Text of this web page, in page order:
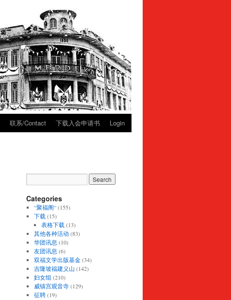
联系/Contact 下载入会申请书 Login
Categories
“聚福阁“(155)
下载(15)
表格下载(13)
其他各种活动 (83)
华团讯息 (10)
友团讯息 (6)
双福文学出版基金(34)
吉隆坡福建义山 (142)
妇女组 (210)
威镇宫观音寺(129)
征聘(19)